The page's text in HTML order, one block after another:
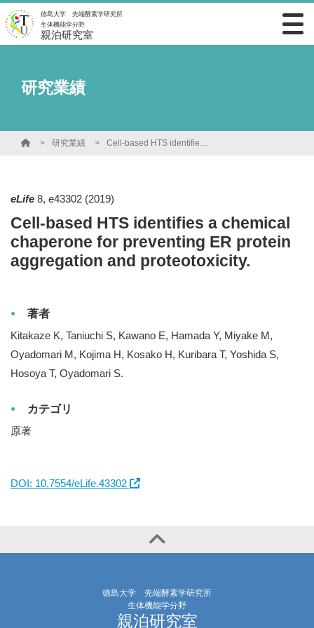
徳島大学 先端酵素学研究所
生体機能学分野
親泊研究室
研究業績
研究業績 Cell-based HTS identifies a chemical chaperone for preventing ER protein aggregation and proteotoxicity.
eLife 8, e43302 (2019)
Cell-based HTS identifies a chemical
chaperone for preventing ER protein
aggregation and proteotoxicity.
著者
Kitakaze K, Taniuchi S, Kawano E, Hamada Y, Miyake M,
Oyadomari M, Kojima H, Kosako H, Kuribara T, Yoshida S,
Hosoya T, Oyadomari S.
カテゴリ
原著
DOI: 10.7554/eLife.43302
徳島大学 先端酵素学研究所
生体機能学分野
親泊研究室